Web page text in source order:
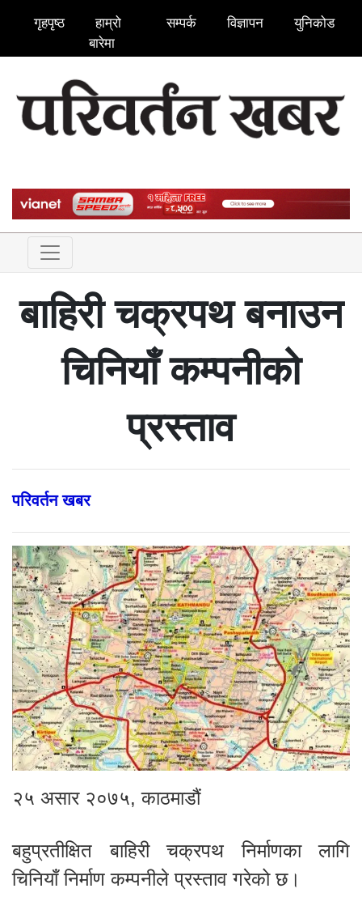
गृहपृष्ठ
हाम्रो
बारेमा
सम्पर्क विज्ञापन युनिकोड
बाहिरी चक्रपथ बनाउन
चिनियाँ कम्पनीको
प्रस्ताव
परिवर्तन खबर
२५ असार २०७५, काठमाडौं
बहुप्रतीक्षित बाहिरी चक्रपथ निर्माणका लागि
चिनियाँ निर्माण कम्पनीले प्रस्ताव गरेको छ।